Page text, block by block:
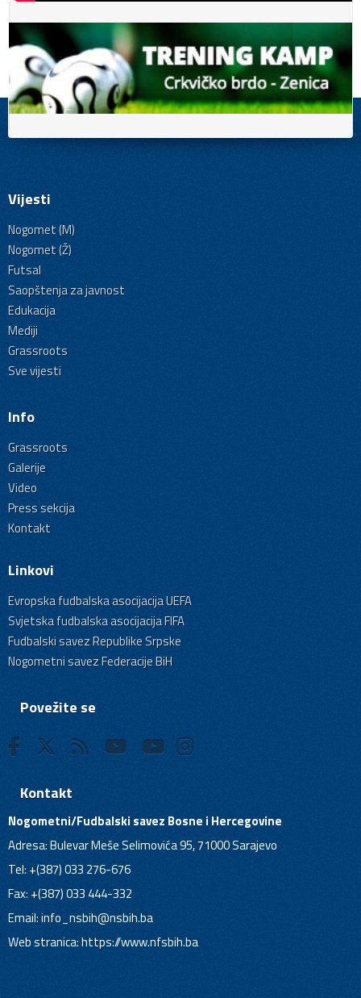
Vijesti
Nogomet (M)
Nogomet (Ž)
Futsal
Saopštenja za javnost
Edukacija
Mediji
Grassroots
Sve vijesti
Info
Grassroots
Galerije
Video
Press sekcija
Kontakt
Linkovi
Evropska fudbalska asocijacija UEFA
Svjetska fudbalska asocijacija FIFA
Fudbalski savez Republike Srpske
Nogometni savez Federacije BiH
Povežite se
Kontakt
Nogometni/Fudbalski savez Bosne i Hercegovine
Adresa: Bulevar Meše Selimovića 95, 71000 Sarajevo
Tel: +(387) 033 276-676
Fax: +(387) 033 444-332
Email:info_nsbih@nsbih.ba
Web stranica: https://www.nfsbih.ba